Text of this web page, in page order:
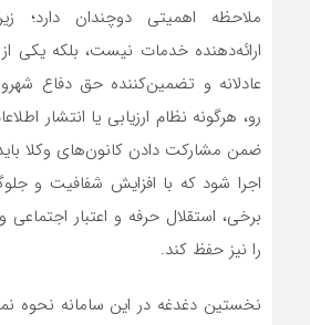
ملاحظه اهمیتی دوچندان دارد؛
ارائه‌دهنده خدمات نیست، بلکه یکی
عادلانه و تضمین‌کننده حق دفاع
رو، هرگونه نظام ارزیابی یا انتشار
ضمن مشارکت دادن کانون‌های وکلا
اجرا شود که با افزایش شفافیت و
برخی، استقلال حرفه و اعتبار
را نیز حفظ کند.
نخستین دغدغه در این سامانه نحوه